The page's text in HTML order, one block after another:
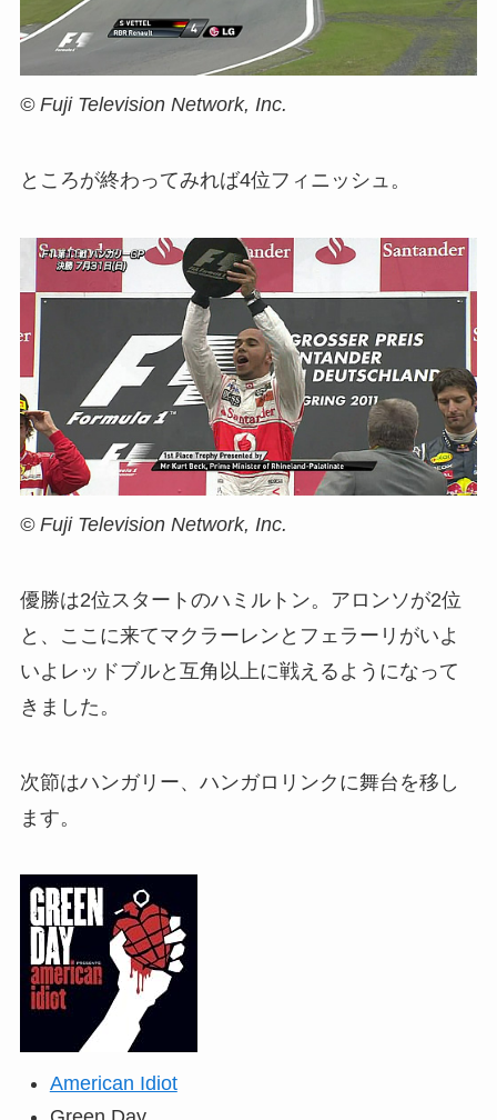
© Fuji Television Network, Inc.
ところが終わってみれば4位フィニッシュ。
© Fuji Television Network, Inc.
優勝は2位スタートのハミルトン。アロンソが2位
と、ここに来てマクラーレンとフェラーリがいよ
いよレッドブルと互角以上に戦えるようになって
きました。
次節はハンガリー、ハンガロリンクに舞台を移し
ます。
American Idiot